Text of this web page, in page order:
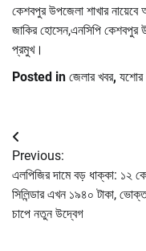
কেশবপুর উপজেলা শাখার
জাকির হোসেন,এনসিপি কেশবপুর
প্রমুখ।
Posted in জেলার খবর, যশোর
Post
navigation
Previous:
এলপিজির দামে বড় ধাক্কা: ১২
সিলিন্ডার এখন ১৯৪০ টাকা,
চাপে নতুন উদ্বেগ